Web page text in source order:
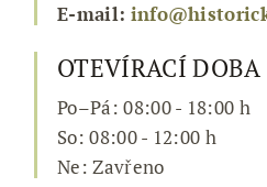
E-mail:
OTEVÍRACÍ DOBA
Po–Pá: 08:00 - 18:00 h
So: 08:00 - 12:00 h
Ne: Zavřeno